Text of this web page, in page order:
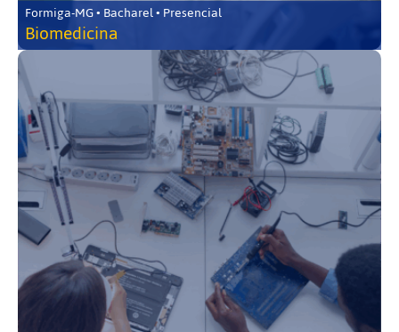
Formiga-MG • Bacharel • Presencial
Biomedicina